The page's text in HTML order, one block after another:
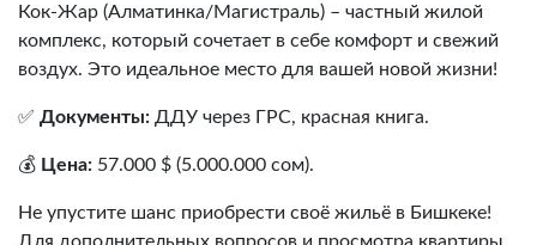
Кок-Жар (Алматинка/Магистраль) – частный жилой
комплекс, который сочетает в себе комфорт и свежий
воздух. Это идеальное место для вашей новой жизни!
✅ Документы: ДДУ через ГРС, красная книга.
💰 Цена: 57.000 $ (5.000.000 сом).
Не упустите шанс приобрести своё жильё в Бишкеке!